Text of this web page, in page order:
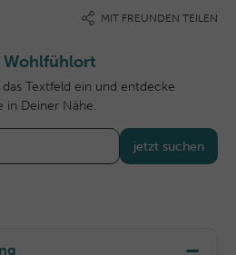
MIT FREUNDEN TEILEN
Wohlfühlort
Textfeld ein und entdecke
in Deiner Nähe.
jetzt suchen